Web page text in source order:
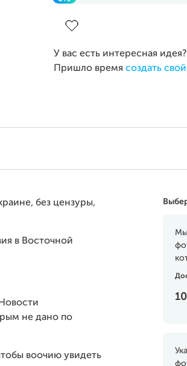
У вас есть интересная идея?
Пришло время создать
Мы
без цензуры,
в Восточной
не дано по
воочию увидеть